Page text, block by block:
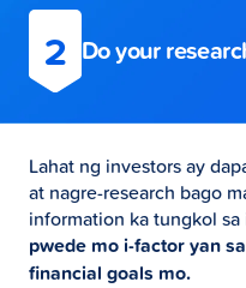
2 Do your
Lahat ng investors ay
at nagre-research bago
information ka tungkol
pwede mo i-factor yan
financial goals mo.